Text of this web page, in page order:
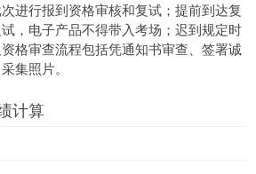
进行报到资格审核和复试；提前到达复
，电子产品不得带入考场；迟到规定时
格审查流程包括凭通知书审查、签署诚
集照片。
计算